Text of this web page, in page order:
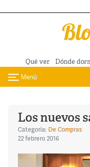
Pasar al contenido
Qué ver Dónde
Toggle navigation
Menú
Los nuevos
Categoría: De Compras
22 febrero 2016